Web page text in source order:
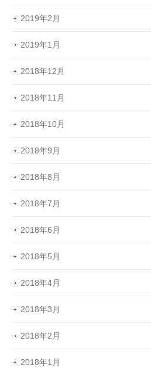
2019年2月
2019年1月
2018年12月
2018年11月
2018年10月
2018年9月
2018年8月
2018年7月
2018年6月
2018年5月
2018年4月
2018年3月
2018年2月
2018年1月